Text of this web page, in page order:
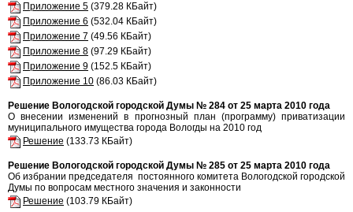
Приложение 5 (379.28 КБайт)
Приложение 6 (532.04 КБайт)
Приложение 7 (49.56 КБайт)
Приложение 8 (97.29 КБайт)
Приложение 9 (152.5 КБайт)
Приложение 10 (86.03 КБайт)
Решение Вологодской городской Думы № 284 от 25 марта 2010 года
О внесении изменений в прогнозный план (программу) приватизации
муниципального имущества города Вологды на 2010 год
Решение (133.73 КБайт)
Решение Вологодской городской Думы № 285 от 25 марта 2010 года
Об избрании председателя постоянного комитета Вологодской городской
Думы по вопросам местного значения и законности
Решение (103.79 КБайт)